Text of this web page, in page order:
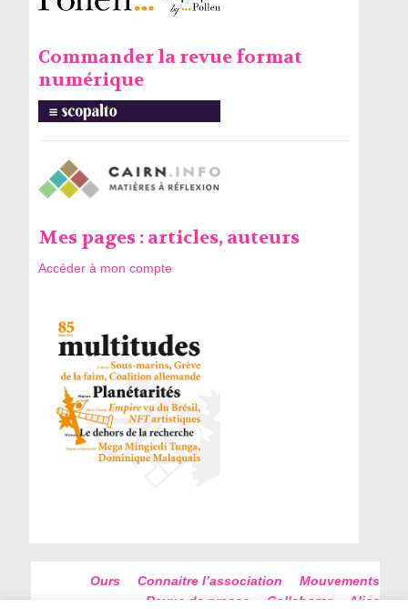
Commander la revue format
numérique
Mes pages : articles, auteurs
Accéder à mon compte
Ours Connaitre l’association
Mouvements
Revue de presse
Collaborer Alice